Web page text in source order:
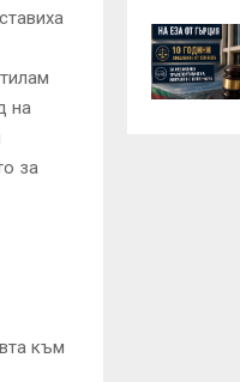
на
за
към